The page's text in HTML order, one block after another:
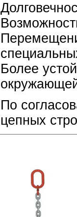
Более
По
цепных